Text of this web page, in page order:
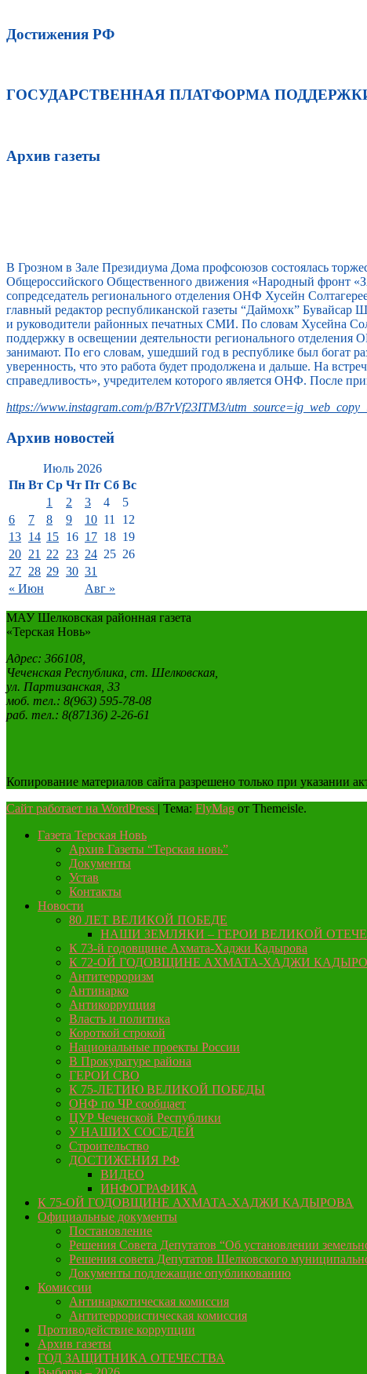
Достижения РФ
ГОСУДАРСТВЕННАЯ ПЛАТФОРМА
Архив газеты
В Грозном в Зале Президиума Дома профсоюзов состоялась
Общероссийского Общественного движения «Народный фронт
сопредседатель регионального отделения ОНФ Хусейн
главный редактор республиканской газеты “Даймохк”
и руководители районных печатных СМИ. По словам Хусейна
поддержку в освещении деятельности регионального
занимают. По его словам, ушедший год в республике был богат
уверенность, что это работа будет продолжена и дальше. На
справедливость», учредителем которого является ОНФ. После
https://www.instagram.com/p/B7rVf23ITM3/
Архив новостей
Июль 2026
Пн Вт Ср Чт Пт Сб Вс
« Июн Авг »
1 2 3 4
5
6
7 8 9 10 11
12
13 14 15 16 17 18 19
20 21 22 23 24 25 26
27 28 29 30 31
МАУ Шелковская районная газета
«Терская Новь»
Адрес: 366108,
Чеченская Республика, ст. Шелковская,
ул. Партизанская, 33
моб. тел.: 8(963) 595-78-08
раб. тел.: 8(87136) 2-26-61
Копирование материалов сайта разрешено только при указании
Сайт работает на WordPress | Тема: FlyMag от Themeisle.
Газета Терская Новь
Архив Газеты “Терская новь”
Документы
Устав
Контакты
Новости
80 ЛЕТ ВЕЛИКОЙ ПОБЕДЕ
НАШИ ЗЕМЛЯКИ – ГЕРОИ ВЕЛИКОЙ
К 73-й годовщине Ахмата-Хаджи Кадырова
К 72-ОЙ ГОДОВЩИНЕ АХМАТА-ХАДЖИ
Антитерроризм
Антинарко
Антикоррупция
Власть и политика
Короткой строкой
Национальные проекты России
В Прокуратуре района
ГЕРОИ СВО
К 75-ЛЕТИЮ ВЕЛИКОЙ ПОБЕДЫ
ОНФ по ЧР сообщает
ЦУР Чеченской Республики
У НАШИХ СОСЕДЕЙ
Строительство
ДОСТИЖЕНИЯ РФ
ВИДЕО
ИНФОГРАФИКА
К 75-ОЙ ГОДОВЩИНЕ АХМАТА-ХАДЖИ КАДЫРОВА
Официальные документы
Постановление
Решения Совета Депутатов “Об установлении
Решения совета Депутатов Шелковского
Документы подлежащие опубликованию
Комиссии
Антинаркотическая комиссия
Антитеррористическая комиссия
Противодействие коррупции
Архив газеты
ГОД ЗАЩИТНИКА ОТЕЧЕСТВА